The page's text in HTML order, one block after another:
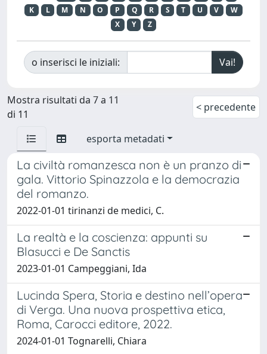
K
L M N O P Q R S T U V
W
X
Y Z
o inserisci le iniziali:
Mostra risultati da 7 a 11
di 11
< precedente
esporta metadati
La civiltà romanzesca non è un pranzo di
gala. Vittorio Spinazzola e la democrazia
del romanzo.
2022-01-01 tirinanzi de medici, C.
La realtà e la coscienza: appunti su
Blasucci e De Sanctis
2023-01-01 Campeggiani, Ida
Lucinda Spera, Storia e destino nell’opera
di Verga. Una nuova prospettiva etica,
Roma, Carocci editore, 2022.
2024-01-01 Tognarelli, Chiara